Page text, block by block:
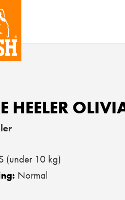
HEELER
(under 10 kg)
Normal